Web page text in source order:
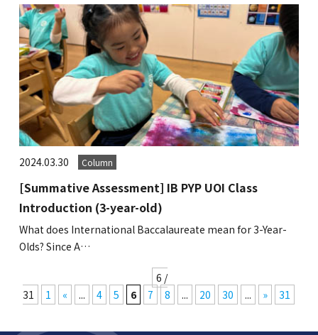
2024.03.30 Column
[Summative Assessment] IB PYP UOI Class
Introduction (3-year-old)
What does International Baccalaureate mean for 3-Year-
Olds? Since A…
6 /
31
1 « ... 4 5 6 7 8 ... 20 30 ... » 31